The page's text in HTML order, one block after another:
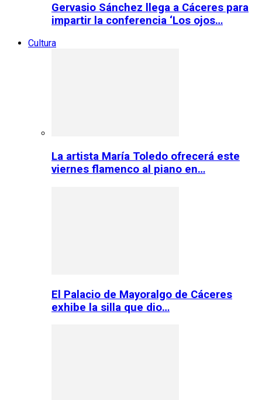
Gervasio Sánchez llega a Cáceres para
impartir la conferencia ‘Los ojos…
Cultura
La artista María Toledo ofrecerá este
viernes flamenco al piano en…
El Palacio de Mayoralgo de Cáceres
exhibe la silla que dio…